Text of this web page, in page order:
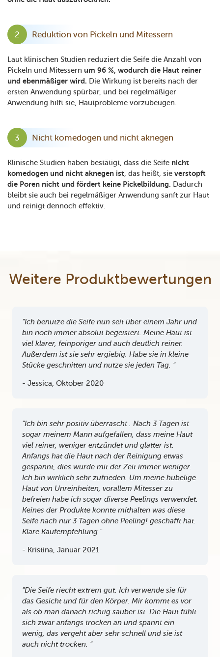
Reduktion von Pickeln und Mitessern
Laut klinischen Studien reduziert die Seife die Anzahl von
Pickeln und Mitessern um 96 %, wodurch die Haut reiner
und ebenmäßiger wird. Die Wirkung ist bereits nach der
ersten Anwendung spürbar, und bei regelmäßiger
Anwendung hilft sie, Hautprobleme vorzubeugen.
Nicht komedogen und nicht aknegen
Klinische Studien haben bestätigt, dass die Seife nicht
komedogen und nicht aknegen ist, das heißt, sie verstopft
die Poren nicht und fördert keine Pickelbildung. Dadurch
bleibt sie auch bei regelmäßiger Anwendung sanft zur Haut
und reinigt dennoch effektiv.
Weitere Produktbewertungen
"Ich benutze die Seife nun seit über einem Jahr und
bin noch immer absolut begeistert. Meine Haut ist
viel klarer, feinporiger und auch deutlich reiner.
Außerdem ist sie sehr ergiebig. Habe sie in kleine
Stücke geschnitten und nutze sie jeden Tag. "
- Jessica, Oktober 2020
"Ich bin sehr positiv überrascht . Nach 3 Tagen ist
sogar meinem Mann aufgefallen, dass meine Haut
viel reiner, weniger entzündet und glatter ist.
Anfangs hat die Haut nach der Reinigung etwas
gespannt, dies wurde mit der Zeit immer weniger.
Ich bin wirklich sehr zufrieden. Um meine hubelige
Haut von Unreinheiten, vorallem Mitesser zu
befreien habe ich sogar diverse Peelings verwendet.
Keines der Produkte konnte mithalten was diese
Seife nach nur 3 Tagen ohne Peeling! geschafft hat.
Klare Kaufempfehlung "
- Kristina, Januar 2021
"Die Seife riecht extrem gut. Ich verwende sie für
das Gesicht und für den Körper. Mir kommt es vor
als ob man danach richtig sauber ist. Die Haut fühlt
sich zwar anfangs trocken an und spannt ein
wenig, das vergeht aber sehr schnell und sie ist
auch nicht trocken. "